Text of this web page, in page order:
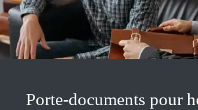
Porte-documents pour